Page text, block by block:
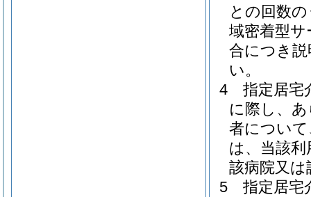
との回数
域密着型
合につき
い。
4
指定居宅
に際し、
者につい
は、当該
該病院又
5
指定居宅